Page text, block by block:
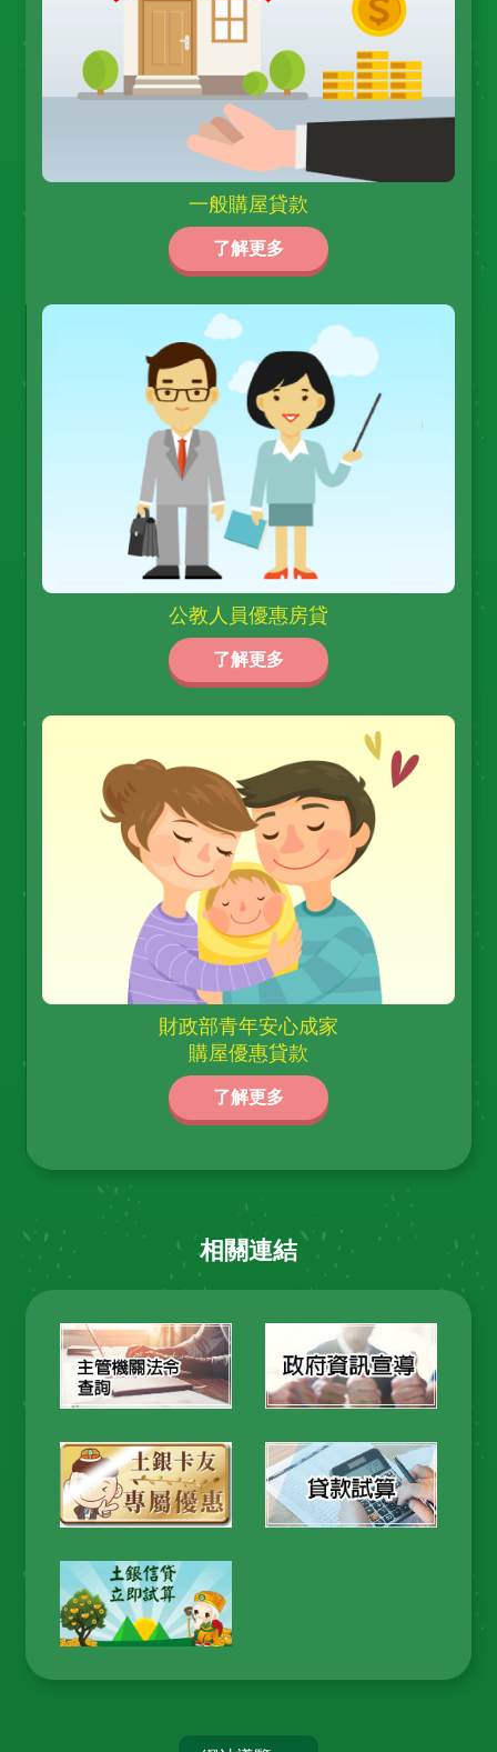
一般購屋貸款
了解更多
公教人員優惠房貸
了解更多
財政部青年安心成家
購屋優惠貸款
了解更多
相關連結